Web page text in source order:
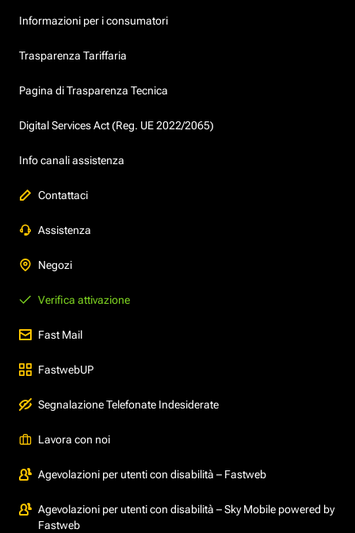
Informazioni per i consumatori
Trasparenza Tariffaria
Pagina di Trasparenza Tecnica
Digital Services Act (Reg. UE 2022/2065)
Info canali assistenza
Contattaci
Assistenza
Negozi
Verifica attivazione
Fast Mail
FastwebUP
Segnalazione Telefonate Indesiderate
Lavora con noi
Agevolazioni per utenti con disabilità – Fastweb
Agevolazioni per utenti con disabilità – Sky Mobile powered by
Fastweb